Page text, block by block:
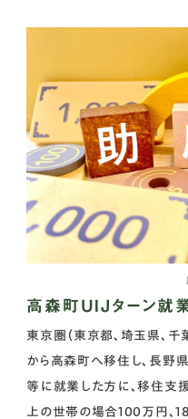
高森町UIJターン就
東京圏（東京都、埼玉県、千
から高森町へ移住し、長野
等に就業した方に、移住支
上の世帯の場合100万円、